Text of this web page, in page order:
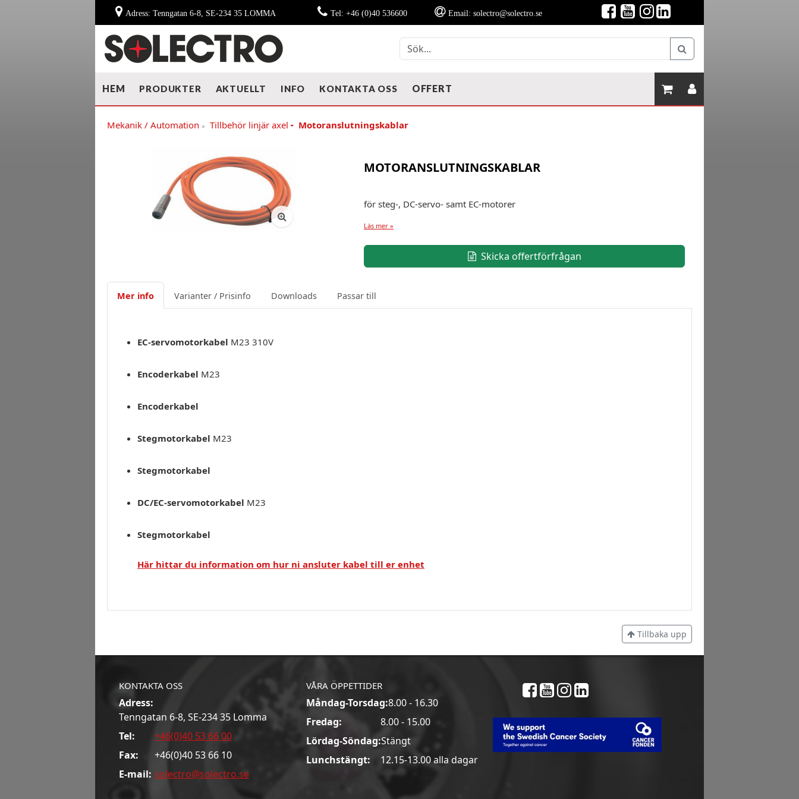
Adress: Tenngatan 6-8, SE-234 35 LOMMA Tel: +46 (0)40 536600 Email: solectro@solectro.se
HEM PRODUKTER AKTUELLT INFO KONTAKTA OSS OFFERT
Mekanik / Automation » Tillbehör linjär axel Motoranslutningskablar
MOTORANSLUTNINGSKABLAR
för steg-, DC-servo- samt EC-motorer
Läs mer »
Skicka offertförfrågan
Mer info Varianter / Prisinfo Downloads Passar till
EC-servomotorkabel M23 310V
Encoderkabel M23
Encoderkabel
Stegmotorkabel M23
Stegmotorkabel
DC/EC-servomotorkabel M23
Stegmotorkabel
Här hittar du information om hur ni ansluter kabel till er enhet
Tillbaka upp
KONTAKTA OSS
Adress:
Tenngatan 6-8, SE-234 35 Lomma
Tel:
+46(0)40 53 66 00
Fax:
+46(0)40 53 66 10
E-mail: solectro@solectro.se
VÅRA ÖPPETTIDER
Måndag-Torsdag:8.00 - 16.30
Fredag:
8.00 - 15.00
Lördag-Söndag:Stängt
Lunchstängt:
12.15-13.00 alla dagar